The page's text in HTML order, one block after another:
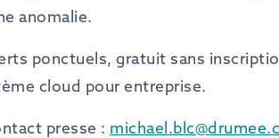
anomalie.
ponctuels, gratuit sans
cloud pour entreprise.
presse :